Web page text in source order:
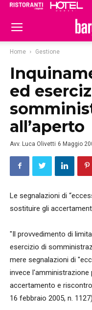
Home Gestione
ed
all’aperto
Avv. Luca Olivetti 6 Maggio
Le segnalazioni di
sostituire gli
"Il provvedimento di
esercizio di
mere segnalazioni di
invece
accertamento e riscontro
16 febbraio 2005, n.